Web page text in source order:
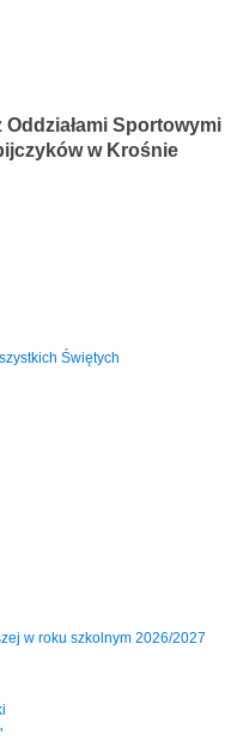
Sportowymi
w Krośnie
Świętych
w roku szkolnym 2026/2027